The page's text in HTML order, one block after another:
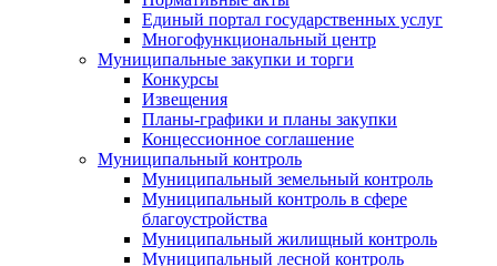
Единый портал государственных услуг
Многофункциональный центр
Муниципальные закупки и торги
Конкурсы
Извещения
Планы-графики и планы закупки
Концессионное соглашение
Муниципальный контроль
Муниципальный земельный контроль
Муниципальный контроль в сфере
благоустройства
Муниципальный жилищный контроль
Муниципальный лесной контроль